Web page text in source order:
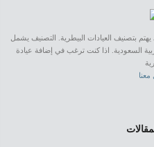
بتصنيف العيادات البيطرية. التصنيف يشمل
السعودية. اذا كنت ترغب في إضافة عيادة